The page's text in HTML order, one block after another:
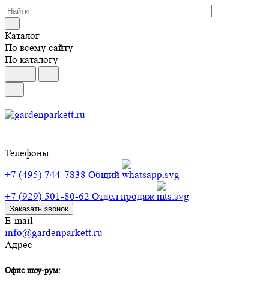
Каталог
По всему сайту
По каталогу
Телефоны
+7 (495) 744-7838 Общий
+7 (929) 501-80-62 Отдел продаж
Заказать звонок
E-mail
info@gardenparkett.ru
Адрес
Офис шоу-рум: